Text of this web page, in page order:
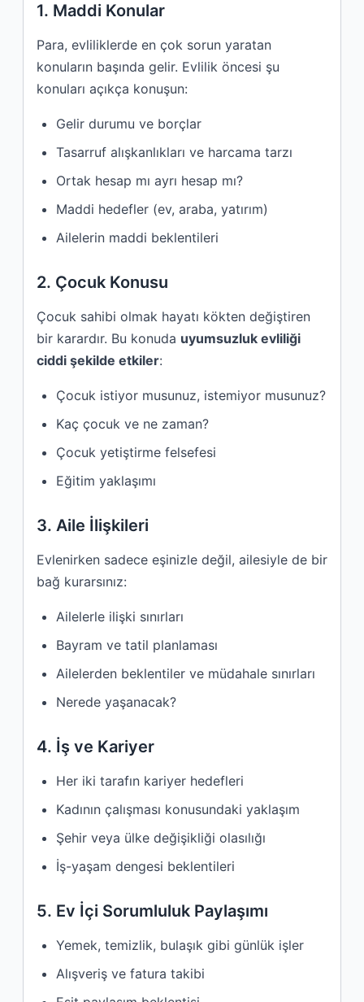
1. Maddi Konular
Para, evliliklerde en çok sorun yaratan
konuların başında gelir. Evlilik öncesi şu
konuları açıkça konuşun:
Gelir durumu ve borçlar
Tasarruf alışkanlıkları ve harcama tarzı
Ortak hesap mı ayrı hesap mı?
Maddi hedefler (ev, araba, yatırım)
Ailelerin maddi beklentileri
2. Çocuk Konusu
Çocuk sahibi olmak hayatı kökten değiştiren
bir karardır. Bu konuda uyumsuzluk evliliği
ciddi şekilde etkiler:
Çocuk istiyor musunuz, istemiyor musunuz?
Kaç çocuk ve ne zaman?
Çocuk yetiştirme felsefesi
Eğitim yaklaşımı
3. Aile İlişkileri
Evlenirken sadece eşinizle değil, ailesiyle de bir
bağ kurarsınız:
Ailelerle ilişki sınırları
Bayram ve tatil planlaması
Ailelerden beklentiler ve müdahale sınırları
Nerede yaşanacak?
4. İş ve Kariyer
Her iki tarafın kariyer hedefleri
Kadının çalışması konusundaki yaklaşım
Şehir veya ülke değişikliği olasılığı
İş-yaşam dengesi beklentileri
5. Ev İçi Sorumluluk Paylaşımı
Yemek, temizlik, bulaşık gibi günlük işler
Alışveriş ve fatura takibi